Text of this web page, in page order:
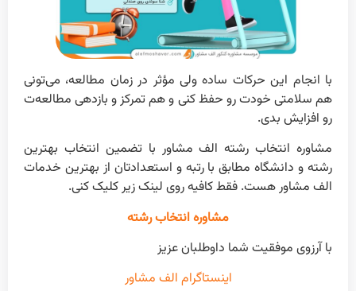
با انجام این حرکات ساده ولی مؤثر در زمان مطالعه، می‌تونی
هم سلامتی خودت رو حفظ کنی و هم تمرکز و بازدهی مطالعه‌ت
رو افزایش بدی.
مشاوره انتخاب رشته الف مشاور با تضمین انتخاب بهترین
رشته و دانشگاه مطابق با رتبه و استعدادتان از بهترین خدمات
الف مشاور هست. فقط کافیه روی لینک زیر کلیک کنی.
مشاوره انتخاب رشته
با آرزوی موفقیت شما داوطلبان عزیز
اینستاگرام الف مشاور